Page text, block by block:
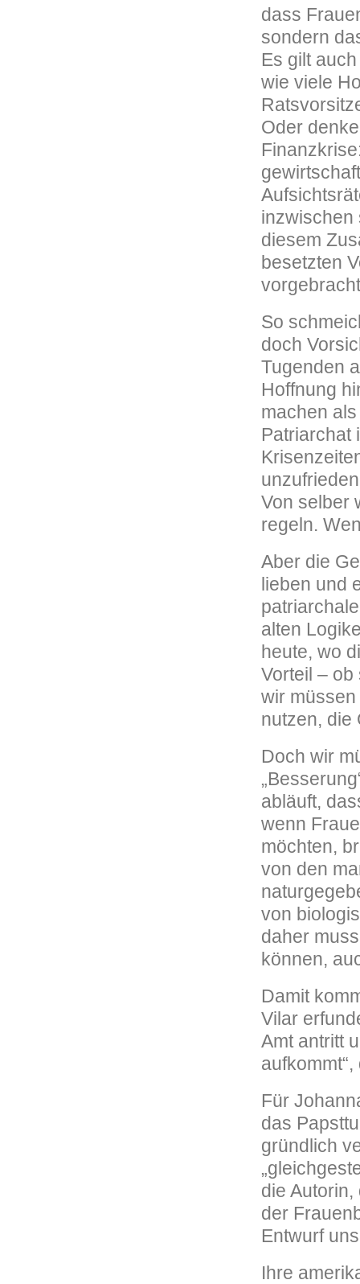
dass
sondern
Es gilt
wie viele
Oder
inzwischen
diesem
besetzten
So
doch
Tugenden
Hoffnung
machen
Patriarchat
Von selber
regeln.
Aber die
lieben und
alten
heute, wo
Vorteil –
wir
nutzen, die
Doch wir
abläuft,
wenn
möchten,
von den
von
daher
können,
Damit
Vilar
Amt antritt
Für
das
gründlich
die
der
Entwurf
Ihre